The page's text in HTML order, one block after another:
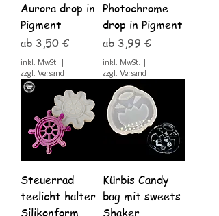
Aurora drop in
Pigment
ab 3,50 €
Sale-Preis
inkl. MwSt. |
zzgl. Versand
Photochrome
drop in Pigment
ab 3,99 €
Sale-Preis
inkl. MwSt. |
zzgl. Versand
Steuerrad
teelicht halter
Silikonform
Kürbis Candy
bag mit sweets
Shaker